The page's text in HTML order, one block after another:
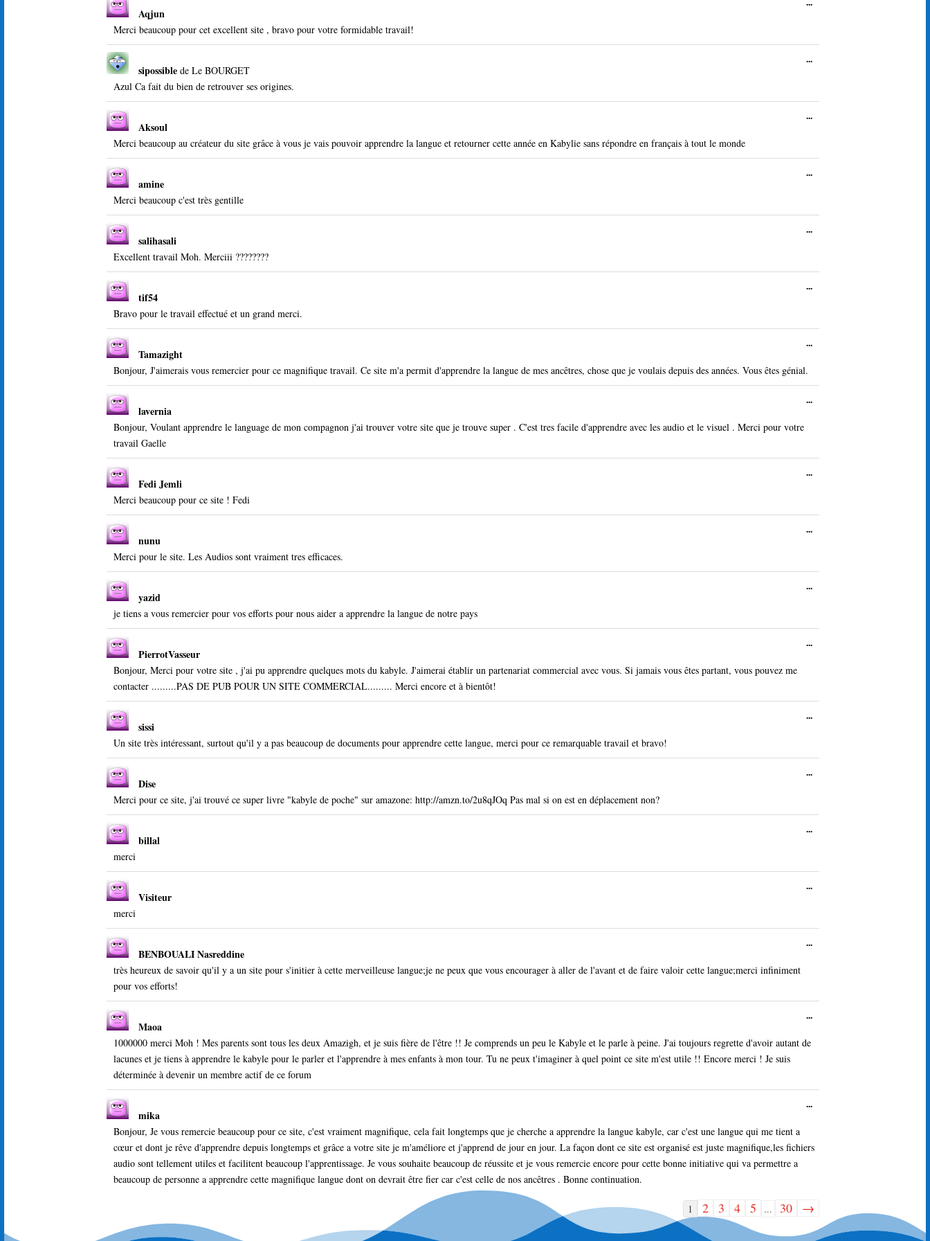
Aqjun
Merci beaucoup pour cet excellent site , bravo pour votre formidable travail!
méta.
sipossiblede Le BOURGET
Azul Ca fait du bien de retrouver ses origines.
...Ouvrir/Fermer
méta.
Aksoul
Merci beaucoup au créateur du site grâce à vous je vais pouvoir apprendre la langue et retourner cette année en Kabylie sans répondre en français à tout le monde
...Ouvrir/Fermer
méta.
amine
Merci beaucoup c'est très gentille
...Ouvrir/Fermer
méta.
salihasali
Excellent travail Moh. Merciii ????????
...Ouvrir/Fermer
méta.
tif54
Bravo pour le travail effectué et un grand merci.
...Ouvrir/Fermer
méta.
Tamazight
Bonjour, J'aimerais vous remercier pour ce magnifique travail. Ce site m'a permit d'apprendre la langue de mes ancêtres, chose que je voulais depuis des années. Vous êtes génial.
...Ouvrir/Fermer
méta.
lavernia
Bonjour, Voulant apprendre le language de mon compagnon j'ai trouver votre site que je trouve super . C'est tres facile d'apprendre avec les audio et le visuel . Merci pour votre
travail Gaelle
...Ouvrir/Fermer
Fedi Jemli
Merci beaucoup pour ce site ! Fedi
...Ouvrir/Fermer
méta.
nunu
Merci pour le site. Les Audios sont vraiment tres efficaces.
...Ouvrir/Fermer
méta.
yazid
je tiens a vous remercier pour vos efforts pour nous aider a apprendre la langue de notre pays
...Ouvrir/Fermer
méta.
PierrotVasseur
Bonjour, Merci pour votre site , j'ai pu apprendre quelques mots du kabyle. J'aimerai établir un partenariat commercial avec vous. Si jamais vous êtes partant, vous pouvez me
contacter .........PAS DE PUB POUR UN SITE COMMERCIAL......... Merci encore et à bientôt!
...Ouvrir/Fermer
sissi
Un site très intéressant, surtout qu'il y a pas beaucoup de documents pour apprendre cette langue, merci pour ce remarquable travail et bravo!
...Ouvrir/Fermer
méta.
Dise
Merci pour ce site, j'ai trouvé ce super livre "kabyle de poche" sur amazone: http://amzn.to/2u8qJOq Pas mal si on est en déplacement non?
...Ouvrir/Fermer
méta.
billal
merci
...Ouvrir/Fermer
méta.
Visiteur
merci
...Ouvrir/Fermer
méta.
BENBOUALI Nasreddine
très heureux de savoir qu'il y a un site pour s'initier à cette merveilleuse langue;je ne peux que vous encourager à aller de l'avant et de faire valoir cette langue;merci infiniment
pour vos efforts!
...Ouvrir/Fermer
Maoa
1000000 merci Moh ! Mes parents sont tous les deux Amazigh, et je suis fière de l'être !! Je comprends un peu le Kabyle et le parle à peine. J'ai toujours regrette d'avoir autant de
lacunes et je tiens à apprendre le kabyle pour le parler et l'apprendre à mes enfants à mon tour. Tu ne peux t'imaginer à quel point ce site m'est utile !! Encore merci ! Je suis
déterminée à devenir un membre actif de ce forum
...Ouvrir/Fermer
mika
Bonjour, Je vous remercie beaucoup pour ce site, c'est vraiment magnifique, cela fait longtemps que je cherche a apprendre la langue kabyle, car c'est une langue qui me tient a
cœur et dont je rêve d'apprendre depuis longtemps et grâce a votre site je m'améliore et j'apprend de jour en jour. La façon dont ce site est organisé est juste magnifique,les fichiers
audio sont tellement utiles et facilitent beaucoup l'apprentissage. Je vous souhaite beaucoup de réussite et je vous remercie encore pour cette bonne initiative qui va permettre a
beaucoup de personne a apprendre cette magnifique langue dont on devrait être fier car c'est celle de nos ancêtres . Bonne continuation.
...Ouvrir/Fermer
méta.
Navigation
1 2 3 4 5 ... 30 →